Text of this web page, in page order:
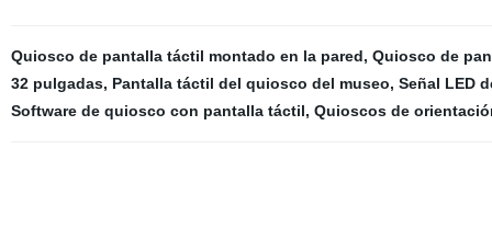
Quiosco de pantalla táctil montado en la pared, Quiosco de
32 pulgadas, Pantalla táctil del quiosco del museo, Señal LED
Software de quiosco con pantalla táctil, Quioscos de